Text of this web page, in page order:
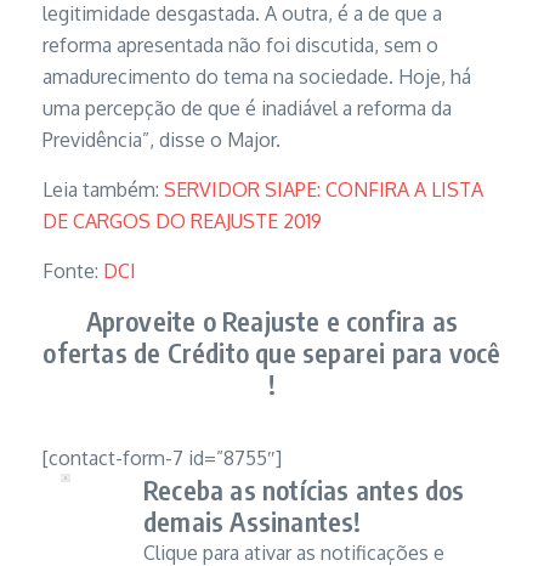
legitimidade desgastada. A outra, é a de que a
reforma apresentada não foi discutida, sem o
amadurecimento do tema na sociedade. Hoje, há
uma percepção de que é inadiável a reforma da
Previdência”, disse o Major.
Leia também: SERVIDOR SIAPE: CONFIRA A LISTA
DE CARGOS DO REAJUSTE 2019
Fonte: DCI
Aproveite o Reajuste e confira as
ofertas de Crédito que separei para você
!
[contact-form-7 id=”8755″]
Receba as notícias antes dos
demais Assinantes!
Clique para ativar as notificações e